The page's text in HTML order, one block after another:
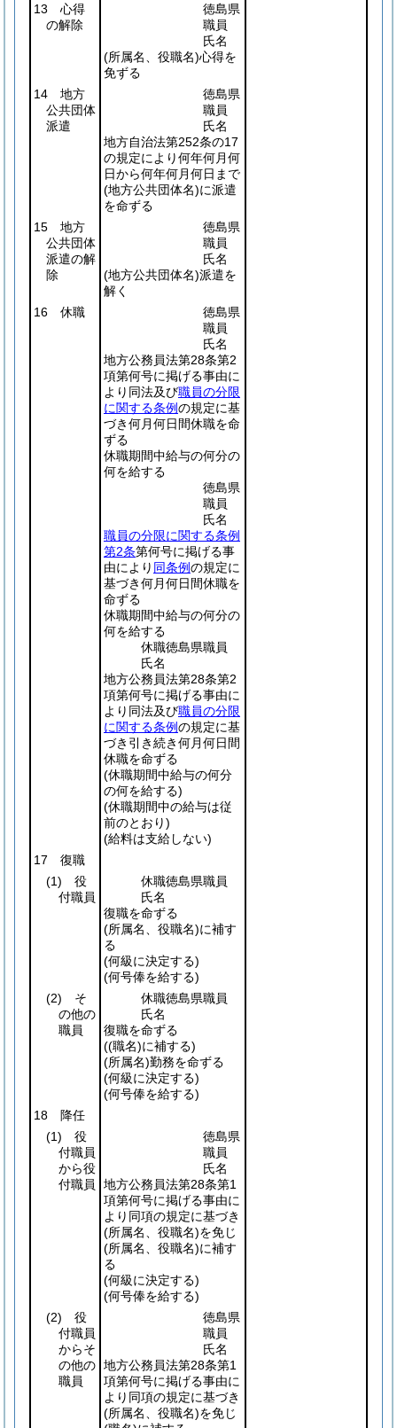
13 心得
の解除
徳島県
職員
氏名
(所属名、役職名)心得を
免ずる
14 地方
公共団体
派遣
徳島県
職員
氏名
地方自治法第252条の17
の規定により何年何月何
日から何年何月何日まで
(地方公共団体名)に派遣
を命ずる
15 地方
公共団体
派遣の解
除
徳島県
職員
氏名
(地方公共団体名)派遣を
解く
16 休職
徳島県
職員
氏名
地方公務員法第28条第2
項第何号に掲げる事由に
より同法及び職員の分限
に関する条例の規定に基
づき何月何日間休職を命
ずる
休職期間中給与の何分の
何を給する
徳島県
職員
氏名
職員の分限に関する条例
第2条第何号に掲げる事
由により 同条例の規定に
基づき何月何日間休職を
命ずる
休職期間中給与の何分の
何を給する
休職徳島県職員
氏名
地方公務員法第28条第2
項第何号に掲げる事由に
より同法及び職員の分限
に関する条例の規定に基
づき引き続き何月何日間
休職を命ずる
(休職期間中給与の何分
の何を給する)
(休職期間中の給与は従
前のとおり)
(給料は支給しない)
17 復職
(1) 役
付職員
休職徳島県職員
氏名
復職を命ずる
(所属名、役職名)に補す
る
(何級に決定する)
(何号俸を給する)
(2) そ
の他の
職員
休職徳島県職員
氏名
復職を命ずる
((職名)に補する)
(所属名)勤務を命ずる
(何級に決定する)
(何号俸を給する)
18 降任
(1) 役
付職員
から役
付職員
徳島県
職員
氏名
地方公務員法第28条第1
項第何号に掲げる事由に
より同項の規定に基づき
(所属名、役職名)を免じ
(所属名、役職名)に補す
る
(何級に決定する)
(何号俸を給する)
(2) 役
付職員
からそ
の他の
職員
徳島県
職員
氏名
地方公務員法第28条第1
項第何号に掲げる事由に
より同項の規定に基づき
(所属名、役職名)を免じ